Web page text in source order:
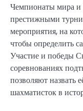
Чемпионаты мира
престижными
мероприятия, на
чтобы определить
Участие и победы
соревнованиях
позволяют назвать
шахматисток в